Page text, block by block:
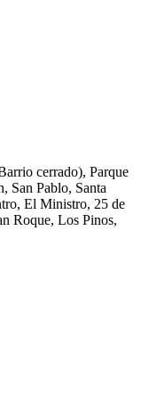
cerrado), Parque
San Pablo, Santa
El Ministro, 25 de
Roque, Los Pinos,